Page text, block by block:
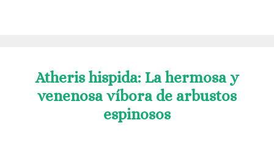
Atheris hispida: La hermosa y
venenosa víbora de arbustos
espinosos